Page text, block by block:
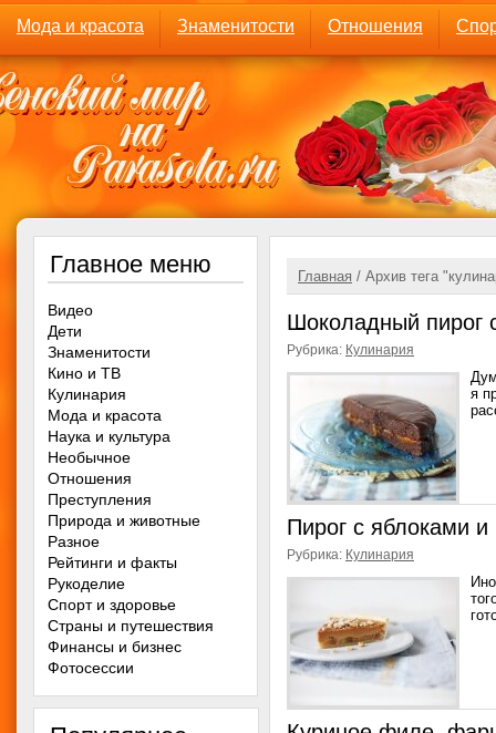
Мода и красота Знаменитости Отношения
Главная / Архив тега
Шоколадный пирог
Рубрика: Кулинария
я
Пирог с яблоками
Рубрика: Кулинария
Главное меню
Видео
Дети
Знаменитости
Кино и ТВ
Кулинария
Мода и красота
Наука и культура
Необычное
Отношения
Преступления
Природа и животные
Разное
Рейтинги и факты
Рукоделие
Спорт и здоровье
Страны и путешествия
Финансы и бизнес
Фотосессии